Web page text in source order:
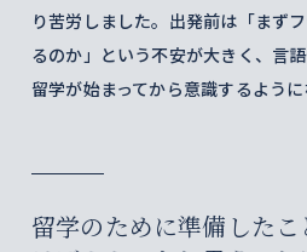
り苦労しました。出発前は「まず
るのか」という不安が大きく、言
留学が始まってから意識するように
留学のために準備した